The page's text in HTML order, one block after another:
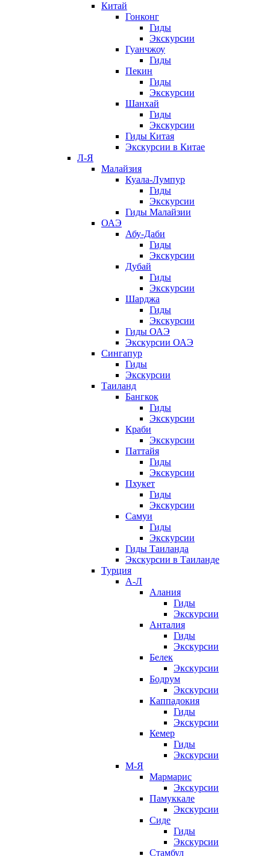
Китай
Гонконг
Гиды
Экскурсии
Гуанчжоу
Гиды
Пекин
Гиды
Экскурсии
Шанхай
Гиды
Экскурсии
Гиды Китая
Экскурсии в Китае
Л-Я
Малайзия
Куала-Лумпур
Гиды
Экскурсии
Гиды Малайзии
ОАЭ
Абу-Даби
Гиды
Экскурсии
Дубай
Гиды
Экскурсии
Шарджа
Гиды
Экскурсии
Гиды ОАЭ
Экскурсии ОАЭ
Сингапур
Гиды
Экскурсии
Таиланд
Бангкок
Гиды
Экскурсии
Краби
Экскурсии
Паттайя
Гиды
Экскурсии
Пхукет
Гиды
Экскурсии
Самуи
Гиды
Экскурсии
Гиды Таиланда
Экскурсии в Таиланде
Турция
А-Л
Алания
Гиды
Экскурсии
Анталия
Гиды
Экскурсии
Белек
Экскурсии
Бодрум
Экскурсии
Каппадокия
Гиды
Экскурсии
Кемер
Гиды
Экскурсии
М-Я
Мармарис
Экскурсии
Памуккале
Экскурсии
Сиде
Гиды
Экскурсии
Стамбул